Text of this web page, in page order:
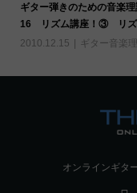
ギター弾きのための音楽
16 リズム講座！③ リズ
2010.12.15
ギター音楽
オンラインギタ